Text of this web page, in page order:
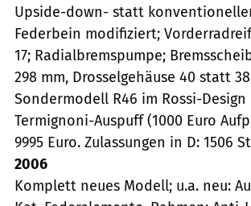
Upside-down- statt
Federbein modifiziert;
17; Radialbremspumpe;
298 mm, Drosselgehäuse 40 statt
Sondermodell R46 im Rossi-
Termignoni-Auspuff (1000 Euro
9995 Euro. Zulassungen in D: 1506
2006
Komplett neues Modell; u.a. neu: